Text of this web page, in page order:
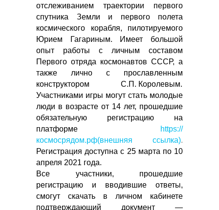
отслеживанием траектории первого
спутника Земли и первого полета
космического корабля, пилотируемого
Юрием Гагариным. Имеет большой
опыт работы с личным составом
Первого отряда космонавтов СССР, а
также лично с прославленным
конструктором С.П. Королевым.
Участниками игры могут стать молодые
люди в возрасте от 14 лет, прошедшие
обязательную регистрацию на
платформе
https://
космосрядом.рф(внешняя ссылка).
Регистрация доступна с 25 марта по 10
апреля 2021 года.
Все участники, прошедшие
регистрацию и вводившие ответы,
смогут скачать в личном кабинете
подтверждающий документ —